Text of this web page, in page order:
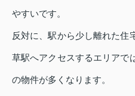
やすいです。
反対に、駅から少し離れた住
草駅へアクセスするエリアで
の物件が多くなります。